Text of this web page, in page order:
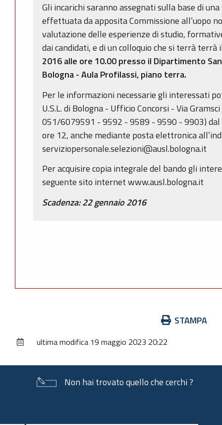
Gli incarichi saranno assegnati sulla base di
effettuata da apposita Commissione all’uopo
valutazione delle esperienze di studio,
dai candidati, e di un colloquio che si terrà
2016 alle ore 10.00 presso il Dipartimento
Bologna - Aula Profilassi, piano terra.
Per le informazioni necessarie gli interessati
U.S.L. di Bologna - Ufficio Concorsi - Via
051/6079591 - 9592 - 9589 - 9590 - 9903)
ore 12, anche mediante posta elettronica
serviziopersonale.selezioni@ausl.bologna.it
Per acquisire copia integrale del bando gli
seguente sito internet www.ausl.bologna.it
Scadenza: 22 gennaio 2016
documento
STAMPA
ultima modifica 19 maggio 2023 20:22
Non hai trovato quello che cerchi ?